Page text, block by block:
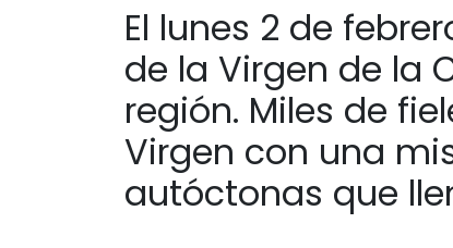
El lunes 2 de
de la Virgen de la
región. Miles de
Virgen con una
autóctonas que